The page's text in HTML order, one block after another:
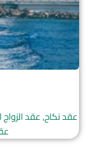
عقد نكاح, عقد